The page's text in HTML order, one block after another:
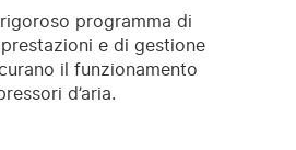
programma di
e di gestione
il funzionamento
d’aria.